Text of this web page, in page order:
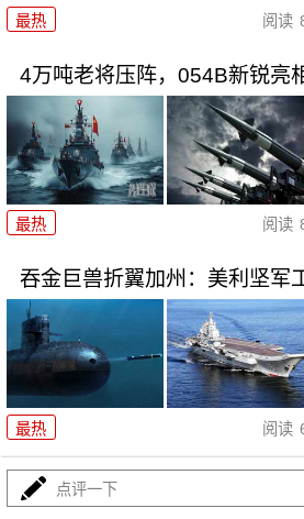
最热 阅读
4万吨老将压阵，054B新锐亮
最热 阅读
吞金巨兽折翼加州：美利坚军
最热 阅读
波斯的浓缩
拿，还是做样
点评一下